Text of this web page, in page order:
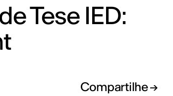
Tese IED:
Compartilhe